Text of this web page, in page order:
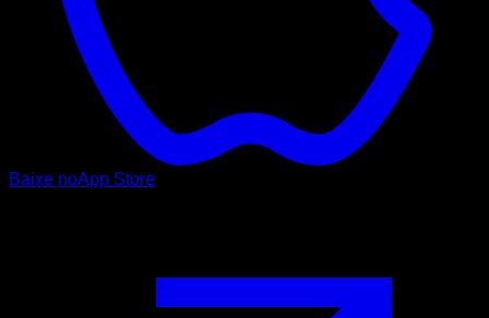
Baixe noApp Store